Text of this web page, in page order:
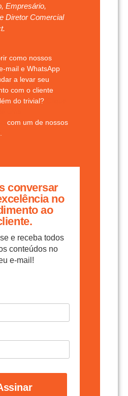
Empresário,
Diretor Comercial
como nossos
mail e WhatsApp
a levar seu
com o cliente
do trivial?
com um de nossos
conversar
no
ao
e receba todos
conteúdos no
e-mail!